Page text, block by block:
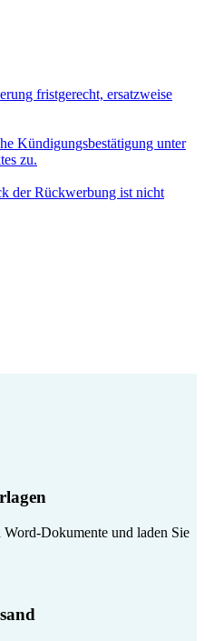
fristgerecht, ersatzweise
Kündigungsbestätigung unter
zu.
der Rückwerbung ist nicht
Dokumente und laden Sie